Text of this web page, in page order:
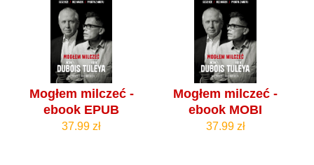
Mogłem milczeć -
ebook EPUB
37.99 zł
Mogłem milczeć -
ebook MOBI
37.99 zł